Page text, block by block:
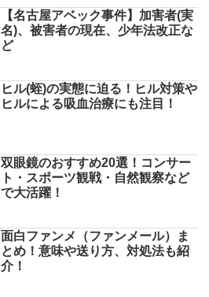
【名古屋アベック事件】加害者(実
名)、被害者の現在、少年法改正な
ど
ヒル(蛭)の実態に迫る！ヒル対策や
ヒルによる吸血治療にも注目！
双眼鏡のおすすめ20選！コンサー
ト・スポーツ観戦・自然観察など
で大活躍！
面白ファンメ（ファンメール）ま
とめ！意味や送り方、対処法も紹
介！